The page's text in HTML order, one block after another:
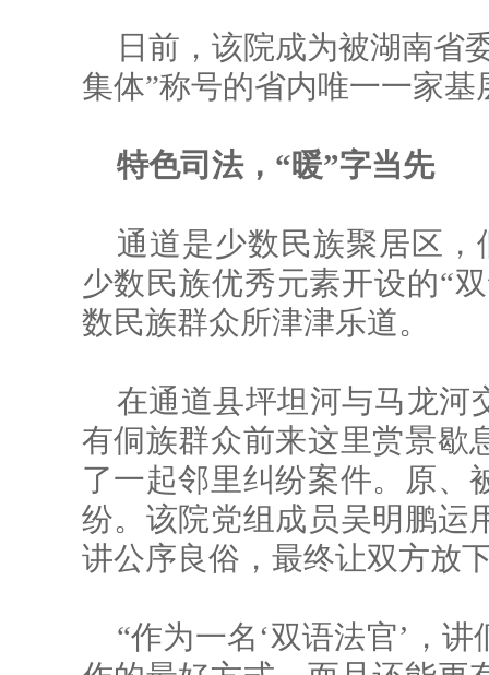
日前，该院成为被湖南省
集体”称号的省内唯一一家基
特色司法，“暖”字当先
通道是少数民族聚居区，
少数民族优秀元素开设的“
数民族群众所津津乐道。
在通道县坪坦河与马龙河
有侗族群众前来这里赏景歇
了一起邻里纠纷案件。原、
纷。该院党组成员吴明鹏运
讲公序良俗，最终让双方放
“作为一名‘双语法官’，